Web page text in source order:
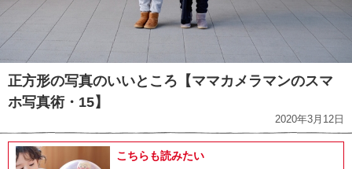
正方形の写真のいいところ【ママカメラマンのスマ
ホ写真術・15】
2020年3月12日
こちらも読みたい